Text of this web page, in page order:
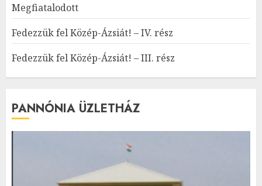
Megfiatalodott
Fedezzük fel Közép-Ázsiát! – IV. rész
Fedezzük fel Közép-Ázsiát! – III. rész
PANNÓNIA ÜZLETHÁZ